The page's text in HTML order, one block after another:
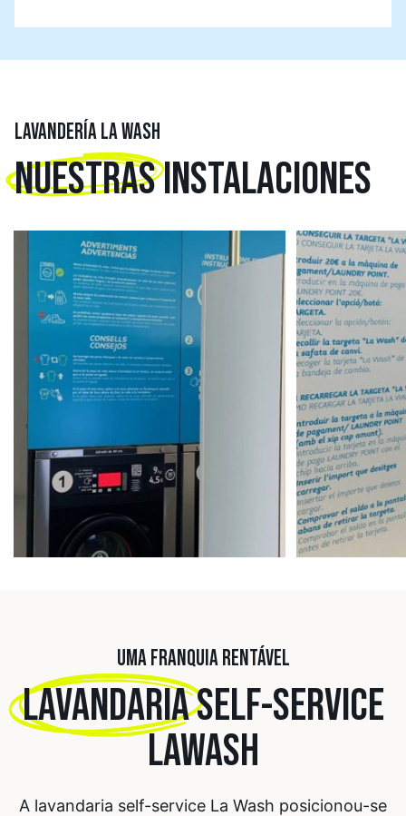
LAVANDERÍA LA WASH
NUESTRASINSTALACIONES
UMA FRANQUIA RENTÁVEL
LAVANDARIASELF-SERVICE
LAWASH
A lavandaria self-service La Wash posicionou-se